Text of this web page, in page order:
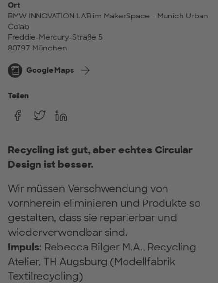
Ort
BMW INNOVATION LAB im MakerSpace - Munich Urban
Colab
Freddie-Mercury-Straße 5
80797 München
Google Maps
Teilen
Recycling ist gut, aber echtes Circular
Design ist besser.
Wir müssen Verschwendung von
vornherein eliminieren und Produkte so
gestalten, dass sie reparierbar und
wiederverwendbar sind.
Impuls: Rebecca Bilger M.A., Recycling
Atelier, TH Augsburg (Modellfabrik
Textilrecycling)